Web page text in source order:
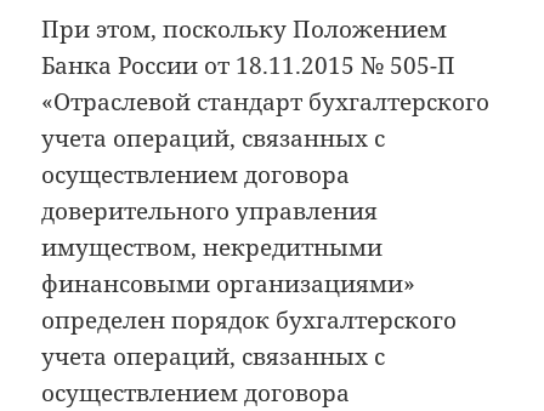
При этом, поскольку Положением
Банка России от 18.11.2015 № 505-П
«Отраслевой стандарт бухгалтерского
учета операций, связанных с
осуществлением договора
доверительного управления
имуществом, некредитными
финансовыми организациями»
определен порядок бухгалтерского
учета операций, связанных с
осуществлением договора